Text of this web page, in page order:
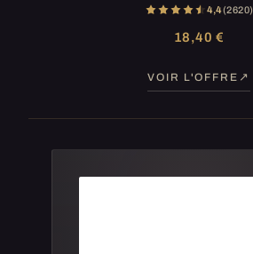
4,4(2 620)
18,40 €
VOIR L'OFFRE